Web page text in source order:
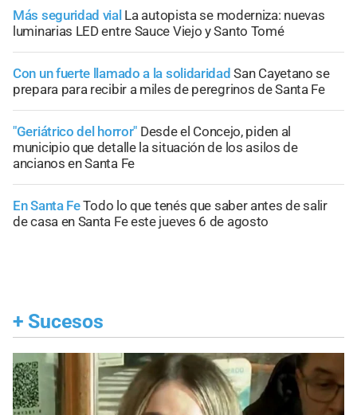
Más seguridad vial La autopista se moderniza: nuevas
luminarias LED entre Sauce Viejo y Santo Tomé
Con un fuerte llamado a la solidaridad San Cayetano se
prepara para recibir a miles de peregrinos de Santa Fe
"Geriátrico del horror" Desde el Concejo, piden al
municipio que detalle la situación de los asilos de
ancianos en Santa Fe
En Santa FeTodo lo que tenés que saber antes de salir
de casa en Santa Fe este jueves 6 de agosto
+ Sucesos